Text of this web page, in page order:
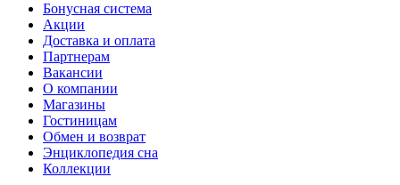
Бонусная система
Акции
Доставка и оплата
Партнерам
Вакансии
О компании
Магазины
Гостиницам
Обмен и возврат
Энциклопедия сна
Коллекции